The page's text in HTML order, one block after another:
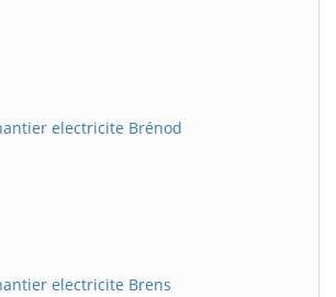
electricite Brénod
electricite Brens